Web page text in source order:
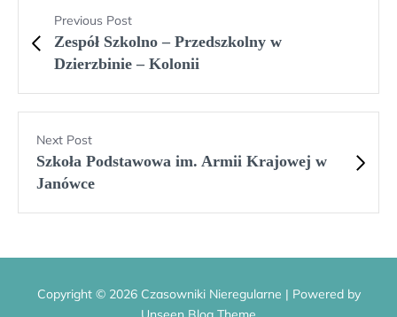
Previous Post
Zespół Szkolno – Przedszkolny w
Dzierzbinie – Kolonii
Next Post
Szkoła Podstawowa im. Armii Krajowej w
Janówce
Copyright © 2026 Czasowniki Nieregularne | Powered by